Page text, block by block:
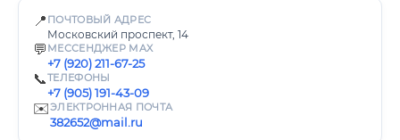
📍 ПОЧТОВЫЙ АДРЕС
Московский проспект, 14
💬 МЕССЕНДЖЕР MAX
+7 (920) 211-67-25
📞ТЕЛЕФОНЫ
+7 (905) 191-43-09
✉️ЭЛЕКТРОННАЯ ПОЧТА
382652@mail.ru